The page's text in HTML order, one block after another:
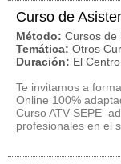
Curso de
Método: Cursos de
Temática: Otros
Duración: El
Te invitamos a
Online 100%
Curso ATV SEPE
profesionales en el